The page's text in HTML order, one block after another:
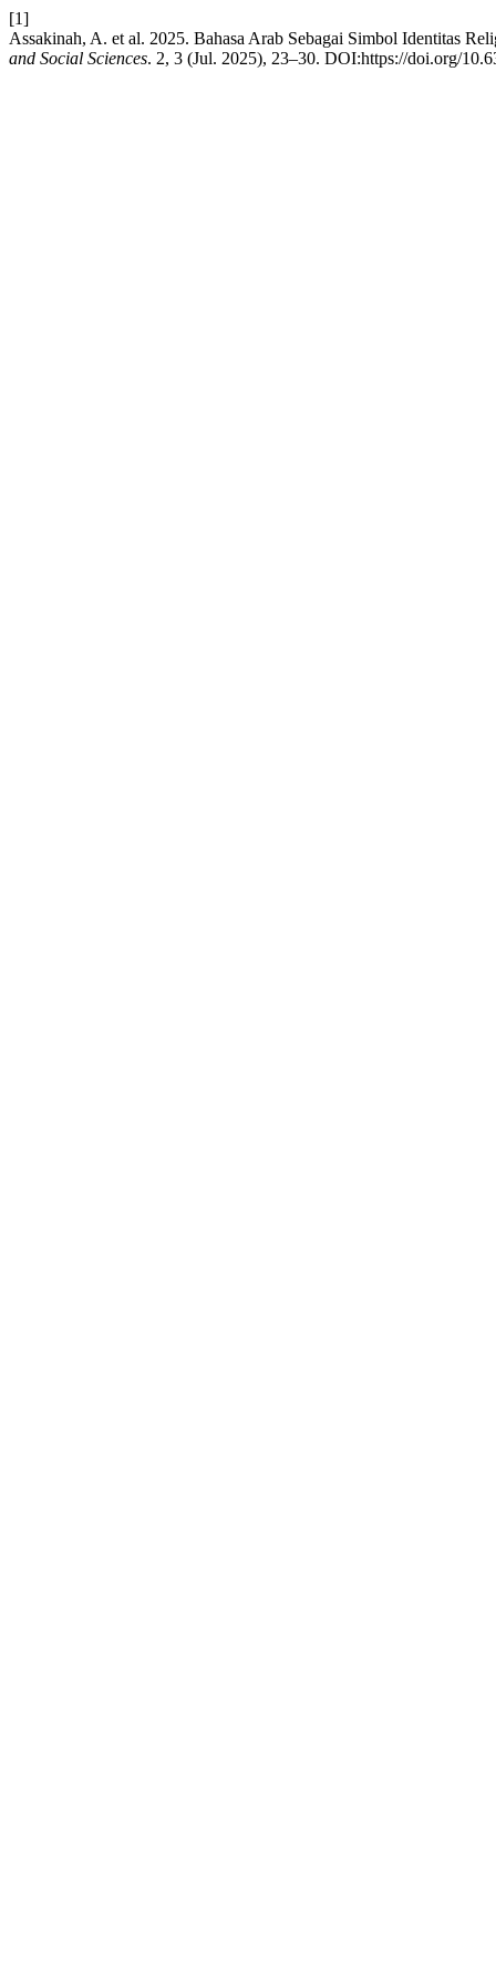
[1]
Assakinah, A. et al. 2025. Bahasa Arab Sebagai Simbol Identitas
and Social Sciences. 2, 3 (Jul. 2025), 23–30. DOI:https://doi.org/